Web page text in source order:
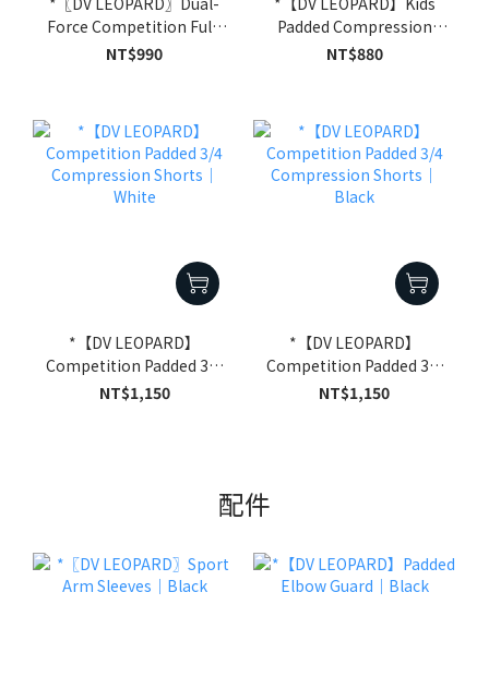
Force Competition Full-
Length Compression
NT$990
Padded Compression
Shorts｜Black
NT$880
*【DV LEOPARD】
Competition Padded 3/4
Compression Shorts｜
NT$1,150
*【DV LEOPARD】
Competition Padded 3/4
Compression Shorts｜
NT$1,150
配件